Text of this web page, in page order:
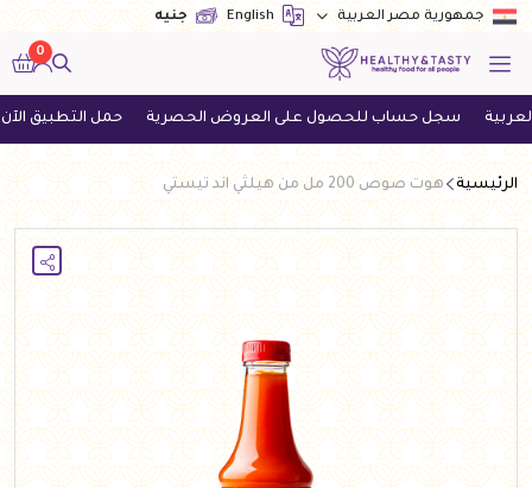
جمهورية مصر العربية جنيه
0
سجل حساب للحصول على العروض الحصرية حمل التطبيق الآن
الرئيسية هوت صوص 200 مل من هيلثي اند تيستي